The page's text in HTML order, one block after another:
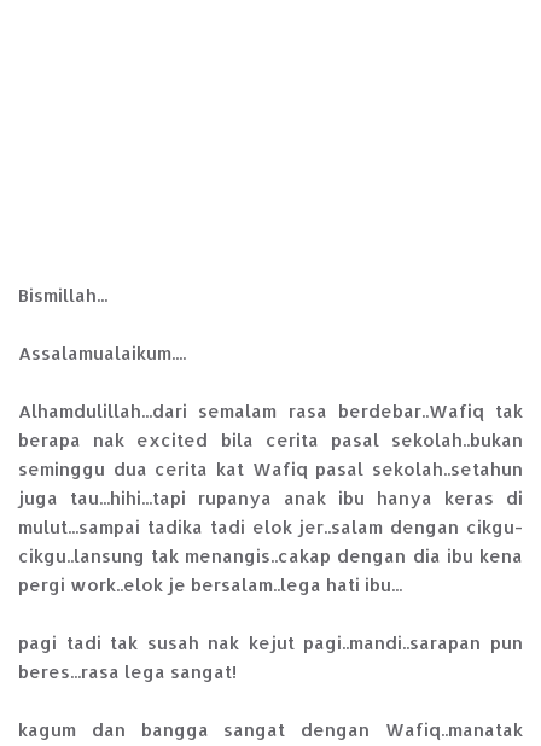
Bismillah...
Assalamualaikum....
Alhamdulillah...dari semalam rasa berdebar..Wafiq tak
berapa nak excited bila cerita pasal sekolah..bukan
seminggu dua cerita kat Wafiq pasal sekolah..setahun
juga tau...hihi...tapi rupanya anak ibu hanya keras di
mulut...sampai tadika tadi elok jer..salam dengan cikgu-
cikgu..lansung tak menangis..cakap dengan dia ibu kena
pergi work..elok je bersalam..lega hati ibu...
pagi tadi tak susah nak kejut pagi..mandi..sarapan pun
beres...rasa lega sangat!
kagum dan bangga sangat dengan Wafiq..manatak